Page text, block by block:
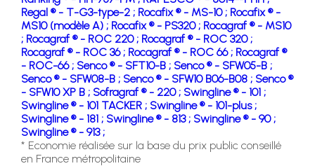
Regal ® - T-G3-type-2 ; Rocafix ® - MS-10 ; Rocafix ® -
MS10 (modèle A) ; Rocafix ® - PS320 ; Rocagraf ® - MS10
; Rocagraf ® - ROC 220 ; Rocagraf ® - ROC 320 ;
Rocagraf ® - ROC 36 ; Rocagraf ® - ROC 66 ; Rocagraf ®
- ROC-66 ; Senco ® - SFT10-B ; Senco ® - SFW05-B ;
Senco ® - SFW08-B ; Senco ® - SFW10 B06-B08 ; Senco ®
- SFW10 XP B ; Sofragraf ® - 220 ; Swingline ® - 101 ;
Swingline ® - 101 TACKER ; Swingline ® - 101-plus ;
Swingline ® - 181 ; Swingline ® - 813 ; Swingline ® - 90 ;
Swingline ® - 913 ;
* Economie réalisée sur la base du prix public conseillé
en France métropolitaine